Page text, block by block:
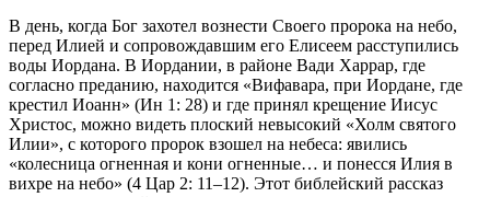
В день, когда Бог захотел вознести Своего пророка на небо,
перед Илией и сопровождавшим его Елисеем расступились
воды Иордана. В Иордании, в районе Вади Харрар, где
согласно преданию, находится «Вифавара, при Иордане, где
крестил Иоанн» (Ин 1: 28) и где принял крещение Иисус
Христос, можно видеть плоский невысокий «Холм святого
Илии», с которого пророк взошел на небеса: явились
«колесница огненная и кони огненные… и понесся Илия в
вихре на небо» (4 Цар 2: 11–12). Этот библейский рассказ